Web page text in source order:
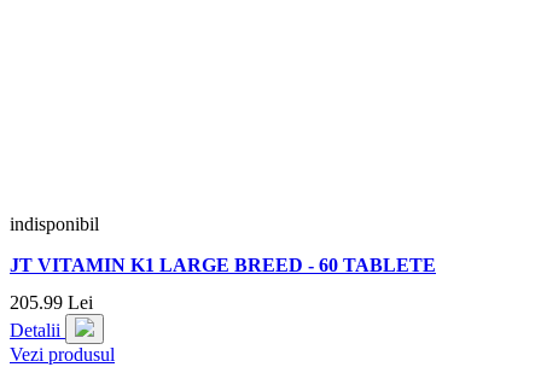
indisponibil
JT VITAMIN K1 LARGE BREED - 60 TABLETE
205.99 Lei
Detalii
Vezi produsul